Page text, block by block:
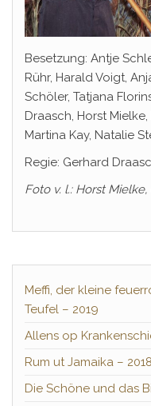
Besetzung: Antje
Rühr, Harald Voigt,
Schöler, Tatjana
Draasch, Horst Mielke,
Martina Kay, Natalie
Regie: Gerhard
Foto v. l.: Horst
Meffi, der kleine
Teufel – 2019
Allens op
Rum ut Jamaika – 2018
Die Schöne und das